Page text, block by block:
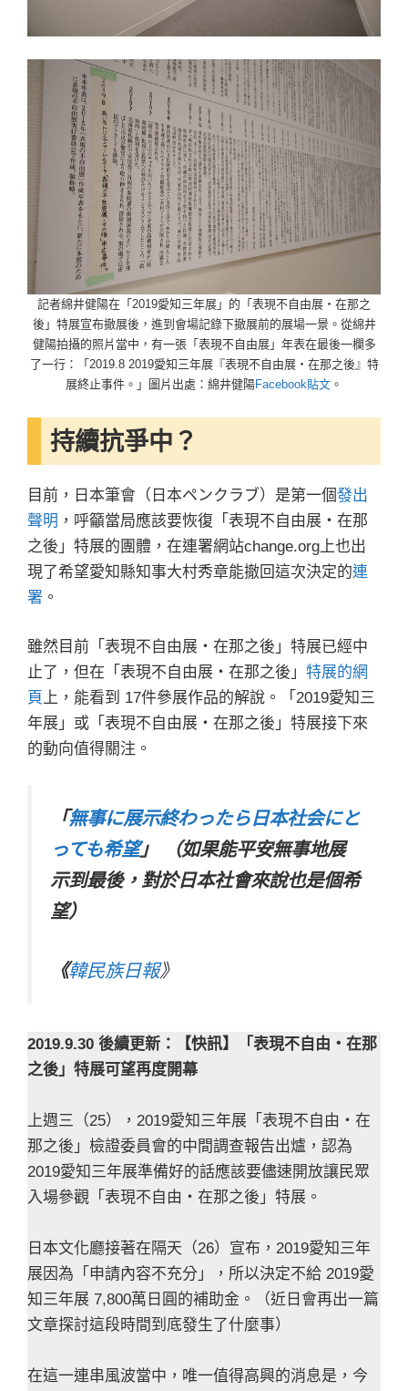
記者綿井健陽在「2019愛知三年展」的「表現不自由展・在那之
後」特展宣布撤展後，進到會場記錄下撤展前的展場一景。從綿井
健陽拍攝的照片當中，有一張「表現不自由展」年表在最後一欄多
了一行：「2019.8 2019愛知三年展『表現不自由展・在那之後』特
展終止事件。」圖片出處：綿井健陽Facebook貼文 。
持續抗爭中？
目前，日本筆會（日本ペンクラブ）是第一個發出
聲明 ，呼籲當局應該要恢復「表現不自由展・在那
之後」特展的團體，在連署網站change.org上也出
現了希望愛知縣知事大村秀章能撤回這次決定的連
署 。
雖然目前「表現不自由展・在那之後」特展已經中
止了，但在「表現不自由展・在那之後」 特展的網
頁 上，能看到 17件參展作品的解說。「2019愛知三
年展」或「表現不自由展・在那之後」特展接下來
的動向值得關注。
「無事に展示終わったら日本社会にと
っても希望」 （如果能平安無事地展
示到最後，對於日本社會來說也是個希
望）
《韓民族日報》
2019.9.30 後續更新：【快訊】「表現不自由・在那
之後」特展可望再度開幕
上週三（25），2019愛知三年展「表現不自由・在
那之後」檢證委員會的中間調查報告出爐，認為
2019愛知三年展準備好的話應該要儘速開放讓民眾
入場參觀「表現不自由・在那之後」特展。
日本文化廳接著在隔天（26）宣布，2019愛知三年
展因為「申請內容不充分」，所以決定不給 2019愛
知三年展 7,800萬日圓的補助金。（近日會再出一篇
文章探討這段時間到底發生了什麼事）
在這一連串風波當中，唯一值得高興的消息是，今